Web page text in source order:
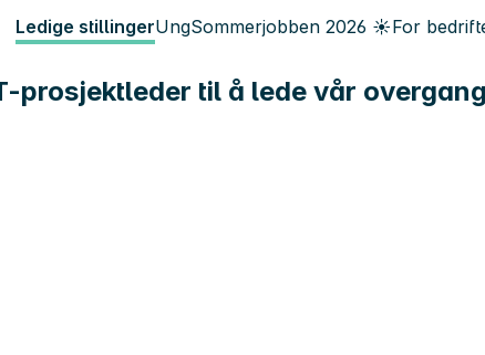
Ledige stillingerUngSommerjobben 2026 ☀️For
prosjektleder til å lede vår